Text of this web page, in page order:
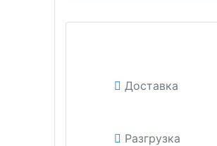
Доставка
Разгрузка